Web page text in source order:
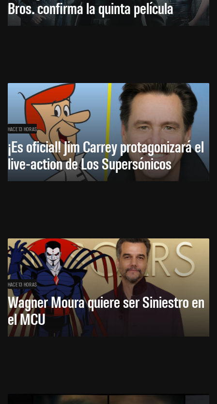
Bros. confirma la quinta película
HACE 13 HORAS
¡Es oficial! Jim Carrey protagonizará el
live-action de Los Supersónicos
HACE 13 HORAS
Wagner Moura quiere ser Siniestro en
el MCU